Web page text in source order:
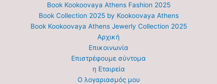
Book Kookoovaya Athens Fashion 2025
Book Collection 2025 by Kookoovaya Athens
Book Kookoovaya Athens Jewerly Collection 2025
Αρχική
Επικοινωνία
Επιστρέφουμε σύντομα
η Εταιρεία
Ο λογαριασμός μου